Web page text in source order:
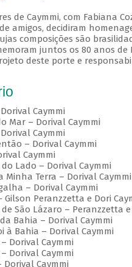
de Caymmi, com Fabiana
amigos, decidiram
composições são
juntos os 80 anos
deste porte e
Caymmi
Mar – Dorival Caymmi
Caymmi
– Dorival Caymmi
Caymmi
do Lado – Dorival Caymmi
Minha Terra – Dorival Caymmi
– Dorival Caymmi
Gilson Peranzzetta e Dori
de São Lázaro – Peranzzetta
Bahia – Dorival Caymmi
à Bahia – Dorival Caymmi
Dorival Caymmi
Dorival Caymmi
Dorival Caymmi